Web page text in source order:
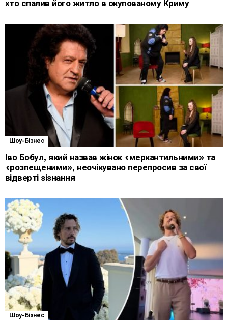
хто спалив його житло в окупованому Криму
Шоу-Бізнес
Іво Бобул, який назвав жінок «меркантильними» та
«розпещеними», неочікувано перепросив за свої
відверті зізнання
Шоу-Бізнес